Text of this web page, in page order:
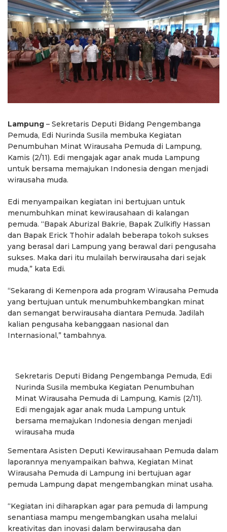
Lampung – Sekretaris Deputi Bidang Pengembanga
Pemuda, Edi Nurinda Susila membuka Kegiatan
Penumbuhan Minat Wirausaha Pemuda di Lampung,
Kamis (2/11). Edi mengajak agar anak muda Lampung
untuk bersama memajukan Indonesia dengan menjadi
wirausaha muda.
Edi menyampaikan kegiatan ini bertujuan untuk
menumbuhkan minat kewirausahaan di kalangan
pemuda. “Bapak Aburizal Bakrie, Bapak Zulkifly Hassan
dan Bapak Erick Thohir adalah beberapa tokoh sukses
yang berasal dari Lampung yang berawal dari pengusaha
sukses. Maka dari itu mulailah berwirausaha dari sejak
muda,” kata Edi.
“Sekarang di Kemenpora ada program Wirausaha Pemuda
yang bertujuan untuk menumbuhkembangkan minat
dan semangat berwirausaha diantara Pemuda. Jadilah
kalian pengusaha kebanggaan nasional dan
Internasional,” tambahnya.
Sekretaris Deputi Bidang Pengembanga Pemuda, Edi
Nurinda Susila membuka Kegiatan Penumbuhan
Minat Wirausaha Pemuda di Lampung, Kamis (2/11).
Edi mengajak agar anak muda Lampung untuk
bersama memajukan Indonesia dengan menjadi
wirausaha muda
Sementara Asisten Deputi Kewirausahaan Pemuda dalam
laporannya menyampaikan bahwa, Kegiatan Minat
Wirausaha Pemuda di Lampung ini bertujuan agar
pemuda Lampung dapat mengembangkan minat usaha.
“Kegiatan ini diharapkan agar para pemuda di lampung
senantiasa mampu mengembangkan usaha melalui
kreativitas dan inovasi dalam berwirausaha dan